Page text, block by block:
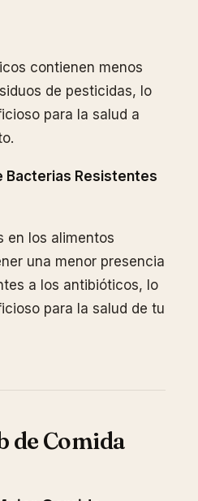
contienen menos
de pesticidas, lo
para la salud a
Bacterias Resistentes
en los alimentos
una menor presencia
a los antibióticos, lo
para la salud de tu
de Comida